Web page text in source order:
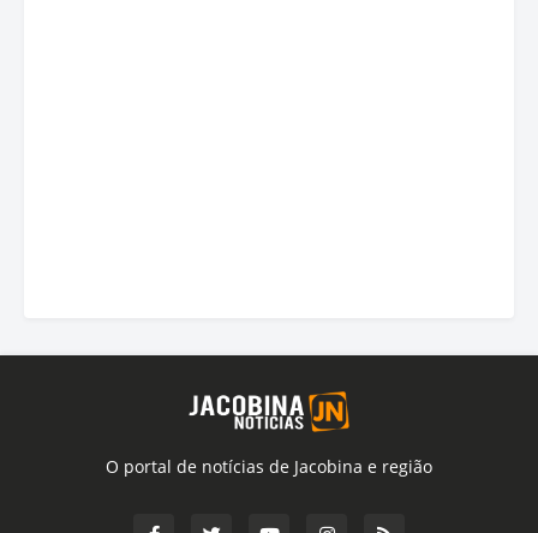
O portal de notícias de Jacobina e região